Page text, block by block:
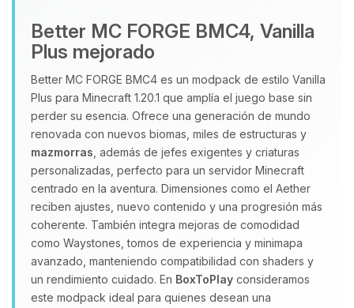
Better MC FORGE BMC4, Vanilla
Plus mejorado
Better MC FORGE BMC4 es un modpack de estilo Vanilla
Plus para Minecraft 1.20.1 que amplía el juego base sin
perder su esencia. Ofrece una generación de mundo
renovada con nuevos biomas, miles de estructuras y
mazmorras , además de jefes exigentes y criaturas
personalizadas, perfecto para un servidor Minecraft
centrado en la aventura. Dimensiones como el Aether
reciben ajustes, nuevo contenido y una progresión más
coherente. También integra mejoras de comodidad
como Waystones, tomos de experiencia y minimapa
avanzado, manteniendo compatibilidad con shaders y
un rendimiento cuidado. En BoxToPlay consideramos
este modpack ideal para quienes desean una
Yupi, por fin alguien con quien
hablar! Soy Choupy, tu pequeno
asistente de BoxToPlay. Cuentame
que necesitas y moveré mis
pequenos circuitos para ayudarte.
06/08/2026 18:56